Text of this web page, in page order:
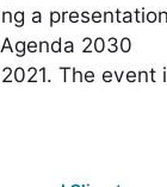
a
2030
The event